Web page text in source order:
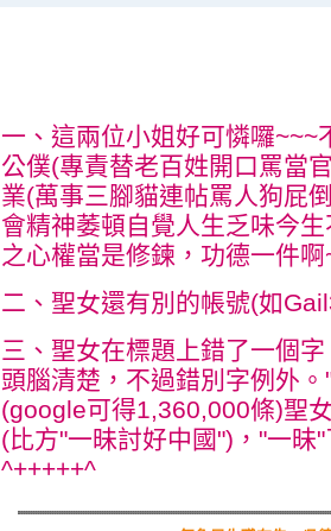
一、這兩位小姐好可憐囉
公僕(專責替老百姓開口罵當
業(萬事三腳貓連帖罵人狗屁
會精神萎頓自覺人生乏味今
之心權當是修鍊，功德一件
二、聖女還有別的帳號(如
三、聖女在標題上錯了一個
頭腦清楚，不過錯別字例外
(google可得1,360,000條)聖
(比方"一昧討好中國")，"一昧
^+++++^